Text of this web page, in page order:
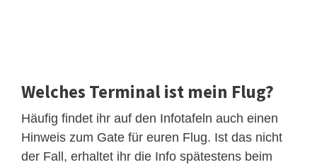
Welches Terminal ist mein Flug?
Häufig findet ihr auf den Infotafeln auch einen
Hinweis zum Gate für euren Flug. Ist das nicht
der Fall, erhaltet ihr die Info spätestens beim